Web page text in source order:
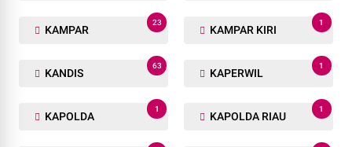
KAMPAR
23
KAMPAR KIRI
1
KANDIS
63
KAPERWIL
1
KAPOLDA
1
KAPOLDA RIAU
1